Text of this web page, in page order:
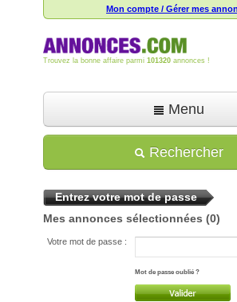
Mon compte / Gérer mes
Trouvez la bonne affaire parmi 101320 annonces !
Menu
Déposer une annonce
Toutes les annonces
Aide
Rechercher
Entrez votre mot de passe
Mes annonces sélectionnées (0)
Votre mot de passe :
Mot de passe oublié ?